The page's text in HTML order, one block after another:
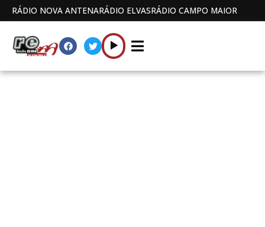
RÁDIO NOVA ANTENARÁDIO ELVASRÁDIO CAMPO MAIOR